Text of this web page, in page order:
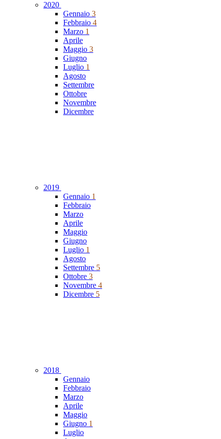
2020
Gennaio 3
Febbraio 4
Marzo 1
Aprile
Maggio 3
Giugno
Luglio 1
Agosto
Settembre
Ottobre
Novembre
Dicembre
2019
Gennaio 1
Febbraio
Marzo
Aprile
Maggio
Giugno
Luglio 1
Agosto
Settembre 5
Ottobre 3
Novembre 4
Dicembre 5
2018
Gennaio
Febbraio
Marzo
Aprile
Maggio
Giugno 1
Luglio